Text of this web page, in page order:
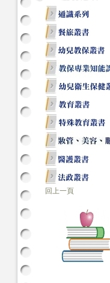
回上一頁